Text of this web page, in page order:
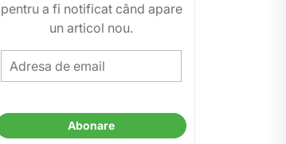
pentru a fi notificat când apare
un articol nou.
Adresa
de
Abonare